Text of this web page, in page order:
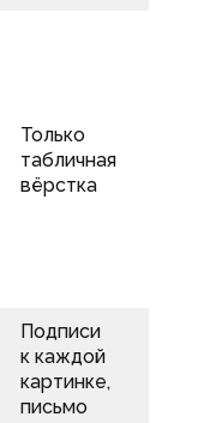
Только
табличная
вёрстка
Подписи
к каждой
картинке,
письмо